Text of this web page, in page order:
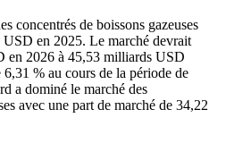
concentrés de boissons gazeuses
en 2025. Le marché devrait
en 2026 à 45,53 milliards USD
% au cours de la période de
a dominé le marché des
avec une part de marché de 34,22